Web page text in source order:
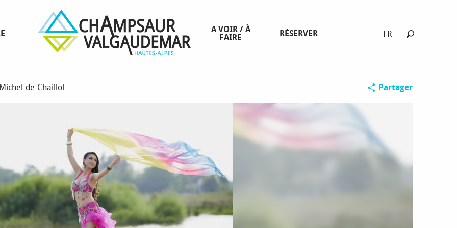
FR
A VOIR / À
FAIRE
RÉSERVER
de-Chaillol Partager